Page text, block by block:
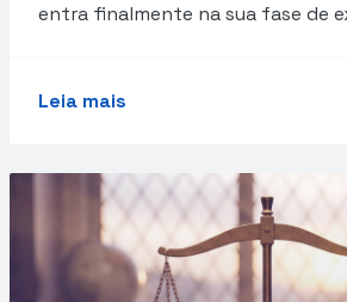
entra finalmente na sua fase de
Leia mais